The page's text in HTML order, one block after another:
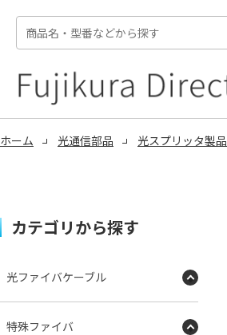
ホーム 光通信部品 光スプリッタ製品
カテゴリから探す
光ファイバケーブル
特殊ファイバ